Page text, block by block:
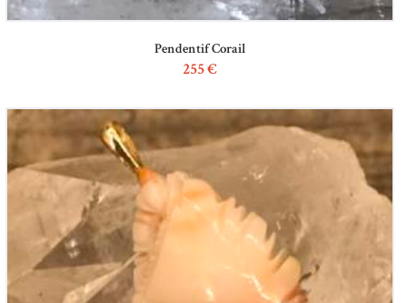
Pendentif Corail
255€